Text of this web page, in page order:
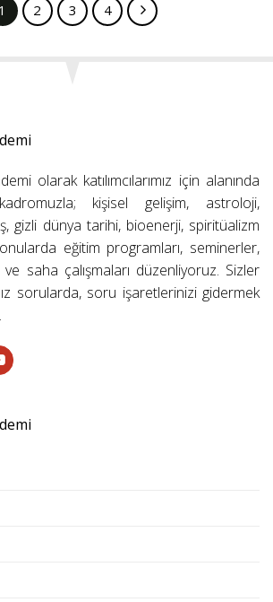
1 2 3 4
olarak katılımcılarımız için alanında
kişisel gelişim, astroloji,
gizli dünya tarihi, bioenerji, spiritüalizm
eğitim programları, seminerler,
saha çalışmaları düzenliyoruz. Sizler
sorularda, soru işaretlerinizi gidermek